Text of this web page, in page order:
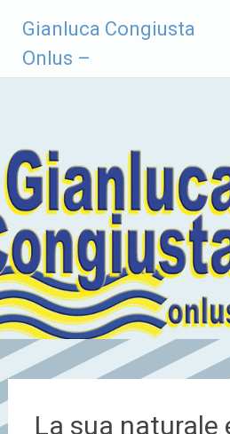
contenuto
Gianluca Congiusta
Onlus –
La sua naturale